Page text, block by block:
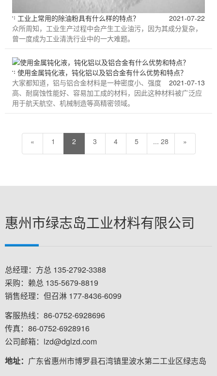
工业上常用的除油粉具有什么样的特点？
2021-07-22
众所周知，工业生产过程中会产生工业油污，因为其成分复杂，
曾一度成为工业清洗行业中的一大难题。
使用金属钝化液，钝化铝以及铝合金有什么优势和特点？
2021-07-13
大家都知道，铝与铝合金材料是一种密度小、强度
高、耐腐蚀性能好、容易加工成的材料，因此这种材料被广泛应
用于航天航空、机械制造等高精密领域。
« 1 2 3 4 5 ... 28 »
惠州市绿志岛工业材料有限公司
总经理：方总 135-2792-3388
采购：赖总 135-5679-8819
销售经理：但召淋 177-8436-6099
客服热线：86-0752-6928696
传真：86-0752-6928916
公司邮箱：lzd@dglzd.com
地址： 广东省惠州市博罗县石湾镇里波水第二工业区绿志岛